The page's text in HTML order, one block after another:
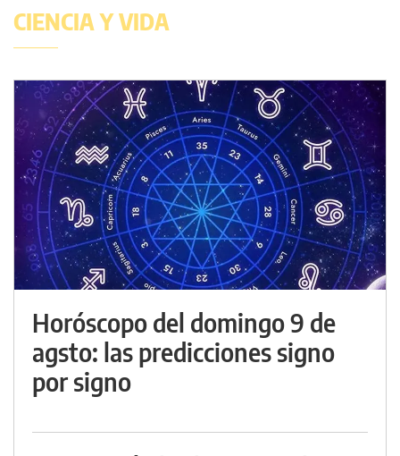
CIENCIA Y VIDA
Horóscopo del domingo 9 de
agsto: las predicciones signo
por signo